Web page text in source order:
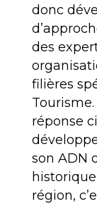
donc
des
filières
réponse
son ADN
région,